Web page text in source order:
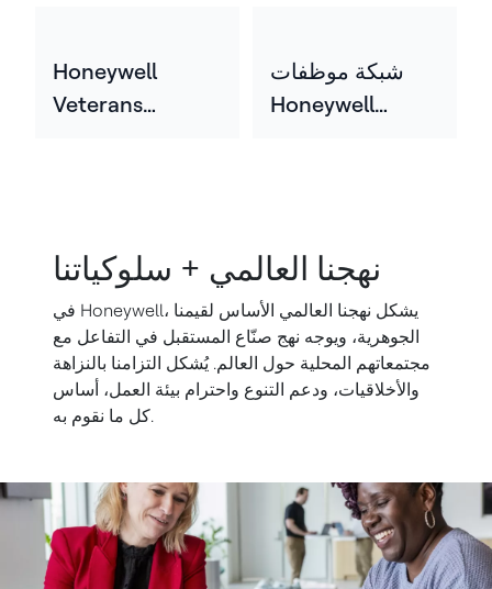
(HHLEN)
Honeywell
Veterans
شبكة موظفات
Honeywell
نهجنا العالمي + سلوكياتنا
في Honeywell، يشكل نهجنا العالمي الأساس لقيمنا
الجوهرية، ويوجه نهج صنّاع المستقبل في التفاعل مع
مجتمعاتهم المحلية حول العالم. يُشكل التزامنا بالنزاهة
والأخلاقيات، ودعم التنوع واحترام بيئة العمل، أساس
كل ما نقوم به.